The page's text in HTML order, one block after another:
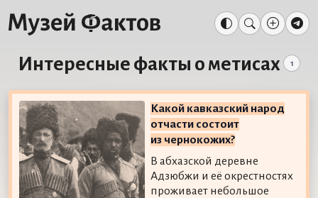
Интересные факты о метисах 1
Какой кавказский народ
отчасти состоит
из чернокожих?
В абхазской деревне
Адзюбжи и её окрестностях
проживает небольшое